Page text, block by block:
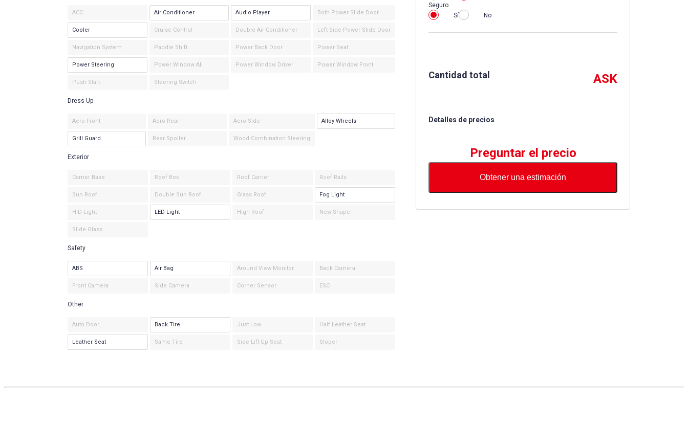
Seguro
Sí
No
Cantidad total ASK
Detalles de precios
Preguntar el precio
Obtener una estimación
ACC Air Conditioner Audio Player Both Power Slide Door
Cooler Cruise Control Double Air Conditioner Left Side Power Slide Door
Navigation System Paddle Shift Power Back Door Power Seat
Power Steering Power Window All Power Window Driver Power Window Front
Push Start Steering Switch
Dress Up
Aero Front Aero Rear Aero Side Alloy Wheels
Grill Guard Rear Spoiler Wood Combination Steering
Exterior
Carrier Base Roof Box Roof Carrier Roof Rails
Sun Roof Double Sun Roof Glass Roof Fog Light
HID Light LED Light High Roof New Shape
Slide Glass
Safety
ABS Air Bag Around View Monitor Back Camera
Front Camera Side Camera Corner Sensor ESC
Other
Auto Door Back Tire Just Low Half Leather Seat
Leather Seat Same Tire Side Lift Up Seat Sloper